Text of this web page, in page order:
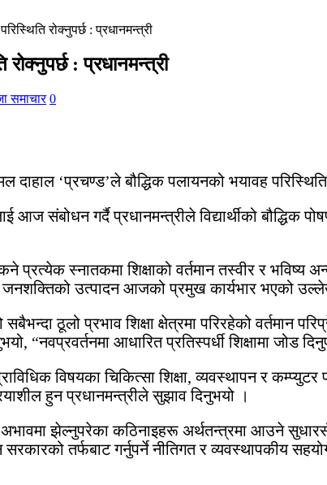
रोक्नुपर्छ : प्रधानमन्त्री
रोक्नुपर्छ : प्रधानमन्त्री
समाचार 0
दाहाल ‘प्रचण्ड’ले बौद्धिक पलायनको भयावह
आज संबोधन गर्दै प्रधानमन्त्रीले विद्यार्थीको
प्रत्येक स्नातकमा शिक्षाको वर्तमान तस्वीर र भविष्य
जनशक्तिको उत्पादन आजको प्रमुख कार्यभार भएको
ठूलो प्रभाव शिक्षा क्षेत्रमा परिरहेको वर्तमान
आधारित प्रतिस्पर्धी शिक्षामा जोड
विषयका चिकित्सा शिक्षा, व्यवस्थापन र
हुन प्रधानमन्त्रीले सुझाव दिनुभयो ।
अभावमा झेल्नुपरेका कठिनाइहरू अर्थतन्त्रमा आउने
तर्फबाट गर्नुपर्ने नीतिगत र व्यवस्थापकीय